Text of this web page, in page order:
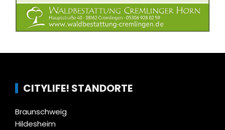
CITYLIFE! STANDORTE
Braunschweig
Hildesheim